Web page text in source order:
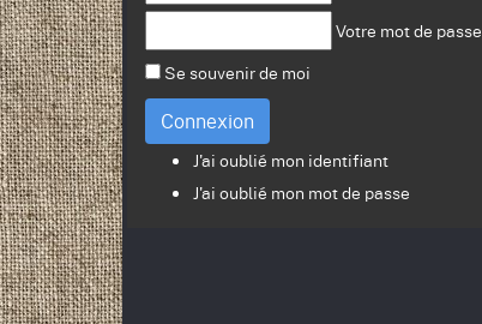
Votre mot de passe
Se souvenir de moi
Connexion
J'ai oublié mon identifiant
J'ai oublié mon mot de passe